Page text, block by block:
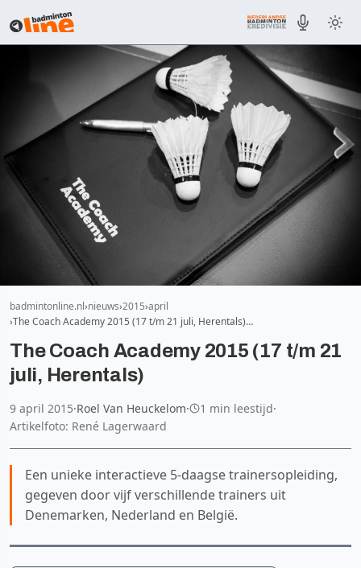
badmintonline.nl nieuws 2015 april
The Coach Academy 2015 (17 t/m 21 juli, Herentals)…
The Coach Academy 2015 (17 t/m 21
juli, Herentals)
9 april 2015·Roel Van Heuckelom· 1 min leestijd·
Artikelfoto: René Lagerwaard
Een unieke interactieve 5-daagse trainersopleiding,
gegeven door vijf verschillende trainers uit
Denemarken, Nederland en België.